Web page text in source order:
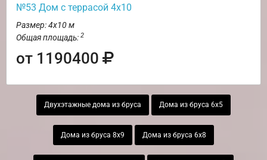
№53 Дом с террасой 4х10
Размер: 4х10 м
Общая площадь: 2
от 1190400
Двухэтажные дома из бруса Дома из бруса 6х5
Дома из бруса 8х9 Дома из бруса 6х8